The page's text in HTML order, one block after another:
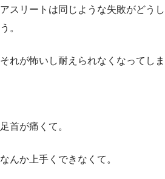
アスリートは同じような失敗がどう
う。
それが怖いし耐えられなくなってしま
足首が痛くて。
なんか上手くできなくて。